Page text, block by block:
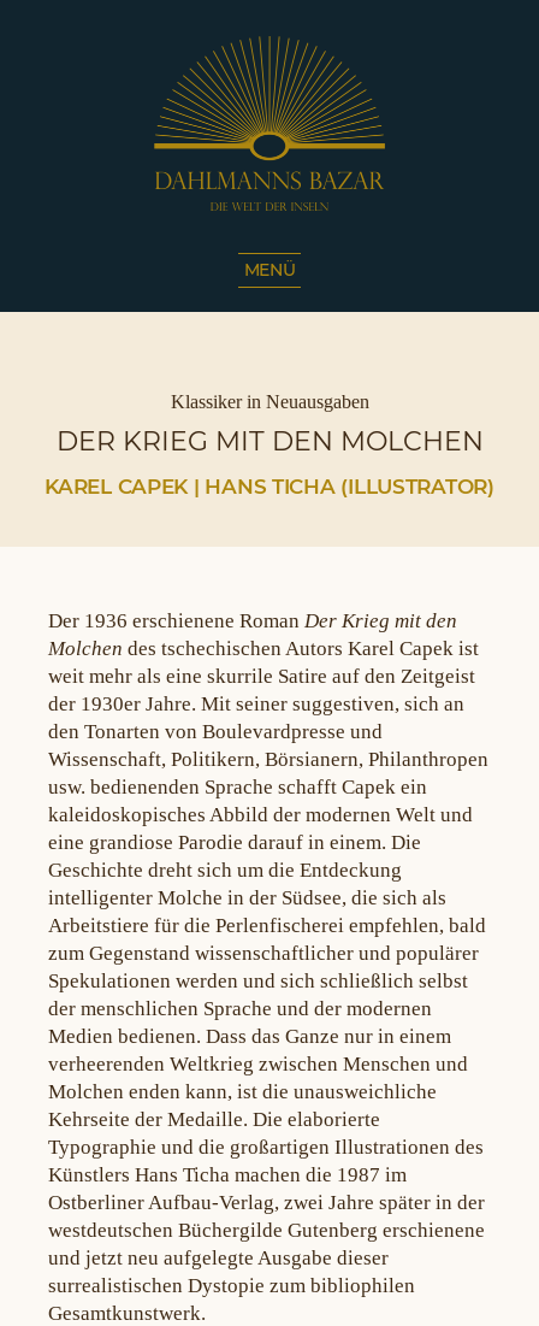
Die
Inseln
|
Café
Sassnitz
MENÜ
Kategorien
Klassiker in Neuausgaben
DER KRIEG MIT DEN MOLCHEN
KAREL CAPEK | HANS TICHA (ILLUSTRATOR)
Der 1936 erschienene Roman Der Krieg mit den
Molchen des tschechischen Autors Karel Capek ist
weit mehr als eine skurrile Satire auf den Zeitgeist
der 1930er Jahre. Mit seiner suggestiven, sich an
den Tonarten von Boulevardpresse und
Wissenschaft, Politikern, Börsianern, Philanthropen
usw. bedienenden Sprache schafft Capek ein
kaleidoskopisches Abbild der modernen Welt und
eine grandiose Parodie darauf in einem. Die
Geschichte dreht sich um die Entdeckung
intelligenter Molche in der Südsee, die sich als
Arbeitstiere für die Perlenfischerei empfehlen, bald
zum Gegenstand wissenschaftlicher und populärer
Spekulationen werden und sich schließlich selbst
der menschlichen Sprache und der modernen
Medien bedienen. Dass das Ganze nur in einem
verheerenden Weltkrieg zwischen Menschen und
Molchen enden kann, ist die unausweichliche
Kehrseite der Medaille. Die elaborierte
Typographie und die großartigen Illustrationen des
Künstlers Hans Ticha machen die 1987 im
Ostberliner Aufbau-Verlag, zwei Jahre später in der
westdeutschen Büchergilde Gutenberg erschienene
und jetzt neu aufgelegte Ausgabe dieser
surrealistischen Dystopie zum bibliophilen
Gesamtkunstwerk.